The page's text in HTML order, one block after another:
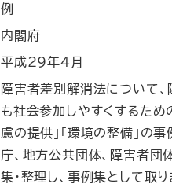
例
内閣府
平成29年4月
障害者差別解消法について、
も社会参加しやすくするため
慮の提供」「環境の整備」の
庁、地方公共団体、障害者団
集・整理し、事例集として取